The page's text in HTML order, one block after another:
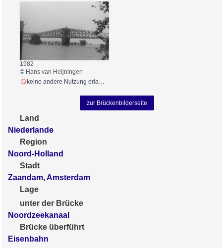
1982
© Hans van Heijningen
keine andere Nutzung erlaubt
zur Brückenbilderseite
Land
Niederlande
Region
Noord-Holland
Stadt
Zaandam, Amsterdam
Lage
unter der Brücke
Noordzeekanaal
Brücke überführt
Eisenbahn